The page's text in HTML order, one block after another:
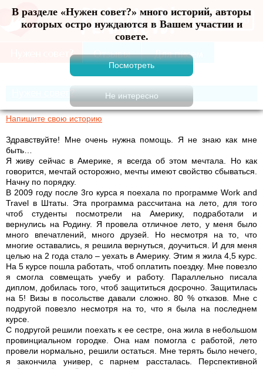
В разделе «Нужен совет?» много историй, авторы
которых остро нуждаются в Вашем участии и
совете.
Меню
Нужен совет?
Напишите свою историю
Здравствуйте! Мне очень нужна помощь. Я не знаю как мне
быть…
Я живу сейчас в Америке, я всегда об этом мечтала. Но как
говорится, мечтай осторожно, мечты имеют свойство сбываться.
Начну по порядку.
В 2009 году после 3го курса я поехала по программе Work and
Travel в Штаты. Эта программа рассчитана на лето, для того
чтоб студенты посмотрели на Америку, подработали и
вернулись на Родину. Я провела отличное лето, у меня было
много впечатлений, много друзей. Но несмотря на то, что
многие оставались, я решила вернуться, доучиться. И для меня
целью на 2 года стало – уехать в Америку. Этим я жила 4,5 курс.
На 5 курсе пошла работать, чтоб оплатить поездку. Мне повезло
я смогла совмещать учебу и работу. Параллельно писала
диплом, добилась того, чтоб защититься досрочно. Защитилась
на 5! Визы в посольстве давали сложно. 80 % отказов. Мне с
подругой повезло несмотря на то, что я была на последнем
курсе.
С подругой решили поехать к ее сестре, она жила в небольшом
провинциальном городке. Она нам помогла с работой, лето
провели нормально, решили остаться. Мне терять было нечего,
я закончила универ, с парнем рассталась. Перспективной